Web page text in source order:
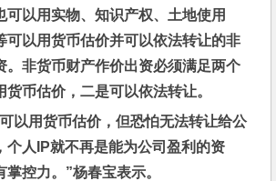
可以用实物、知识产权、土地使用
可以用货币估价并可以依法转让的非
。非货币财产作价出资必须满足两个
币估价，二是可以依法转让。
以用货币估价，但恐怕无法转让给公
个人IP就不再是能为公司盈利的资
控力。”杨春宝表示。